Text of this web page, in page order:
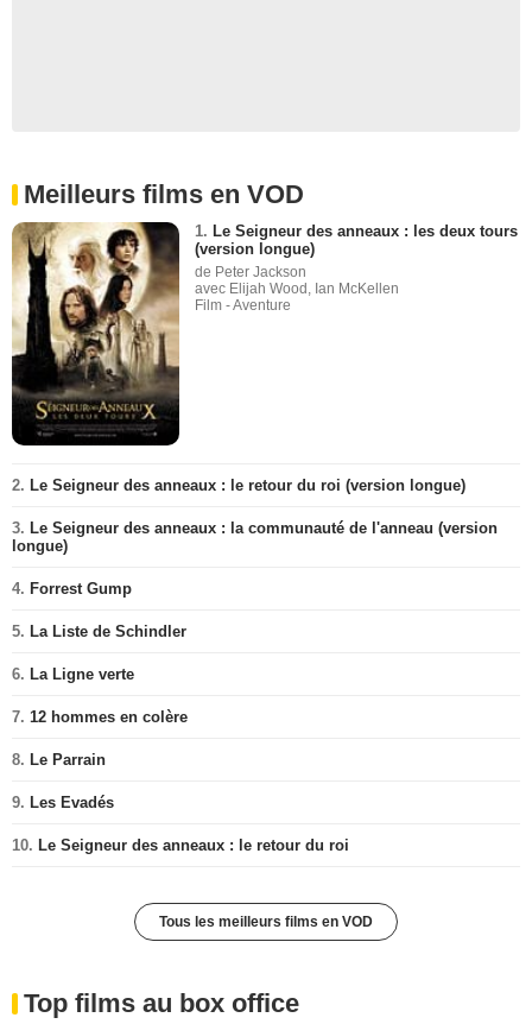
Meilleurs films en VOD
1. Le Seigneur des anneaux : les deux tours
(version longue)
de Peter Jackson
avec Elijah Wood, Ian McKellen
Film - Aventure
2. Le Seigneur des anneaux : le retour du roi (version longue)
3. Le Seigneur des anneaux : la communauté de l'anneau (version
longue)
4. Forrest Gump
5. La Liste de Schindler
6. La Ligne verte
7. 12 hommes en colère
8. Le Parrain
9. Les Evadés
10. Le Seigneur des anneaux : le retour du roi
Tous les meilleurs films en VOD
Top films au box office